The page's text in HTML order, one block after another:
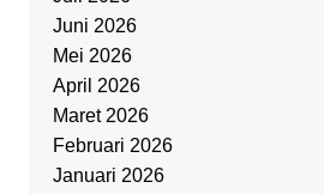
Juni 2026
Mei 2026
April 2026
Maret 2026
Februari 2026
Januari 2026